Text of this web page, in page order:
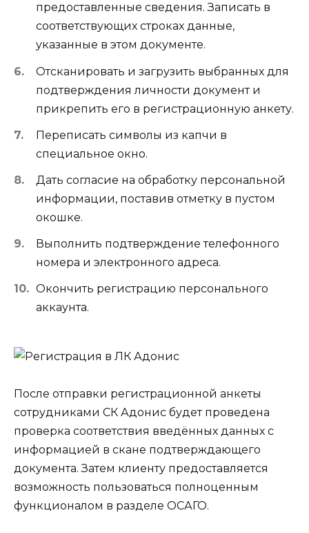
предоставленные сведения. Записать в
соответствующих строках данные,
указанные в этом документе.
Отсканировать и загрузить выбранных для
подтверждения личности документ и
прикрепить его в регистрационную анкету.
Переписать символы из капчи в
специальное окно.
Дать согласие на обработку персональной
информации, поставив отметку в пустом
окошке.
Выполнить подтверждение телефонного
номера и электронного адреса.
Окончить регистрацию персонального
аккаунта.
После отправки регистрационной анкеты
сотрудниками СК Адонис будет проведена
проверка соответствия введённых данных с
информацией в скане подтверждающего
документа. Затем клиенту предоставляется
возможность пользоваться полноценным
функционалом в разделе ОСАГО.